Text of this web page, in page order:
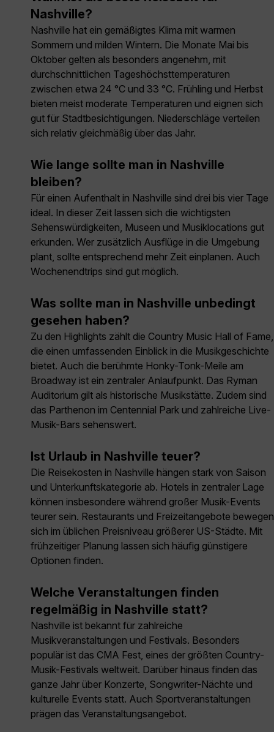
Nashville?
Nashville hat ein gemäßigtes Klima mit warmen
Sommern und milden Wintern. Die Monate Mai bis
Oktober gelten als besonders angenehm, mit
durchschnittlichen Tageshöchsttemperaturen
zwischen etwa 24 °C und 33 °C. Frühling und Herbst
bieten meist moderate Temperaturen und eignen sich
gut für Stadtbesichtigungen. Niederschläge verteilen
sich relativ gleichmäßig über das Jahr.
Wie lange sollte man in Nashville
bleiben?
Für einen Aufenthalt in Nashville sind drei bis vier Tage
ideal. In dieser Zeit lassen sich die wichtigsten
Sehenswürdigkeiten, Museen und Musiklocations gut
erkunden. Wer zusätzlich Ausflüge in die Umgebung
plant, sollte entsprechend mehr Zeit einplanen. Auch
Wochenendtrips sind gut möglich.
Was sollte man in Nashville unbedingt
gesehen haben?
Zu den Highlights zählt die Country Music Hall of Fame,
die einen umfassenden Einblick in die Musikgeschichte
bietet. Auch die berühmte Honky-Tonk-Meile am
Broadway ist ein zentraler Anlaufpunkt. Das Ryman
Auditorium gilt als historische Musikstätte. Zudem sind
das Parthenon im Centennial Park und zahlreiche Live-
Musik-Bars sehenswert.
Ist Urlaub in Nashville teuer?
Die Reisekosten in Nashville hängen stark von Saison
und Unterkunftskategorie ab. Hotels in zentraler Lage
können insbesondere während großer Musik-Events
teurer sein. Restaurants und Freizeitangebote bewegen
sich im üblichen Preisniveau größerer US-Städte. Mit
frühzeitiger Planung lassen sich häufig günstigere
Optionen finden.
Welche Veranstaltungen finden
regelmäßig in Nashville statt?
Nashville ist bekannt für zahlreiche
Musikveranstaltungen und Festivals. Besonders
populär ist das CMA Fest, eines der größten Country-
Musik-Festivals weltweit. Darüber hinaus finden das
ganze Jahr über Konzerte, Songwriter-Nächte und
kulturelle Events statt. Auch Sportveranstaltungen
prägen das Veranstaltungsangebot.